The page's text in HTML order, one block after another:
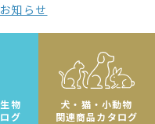
知らせ
物
グ
犬・猫・小動物
関連商品カタログ